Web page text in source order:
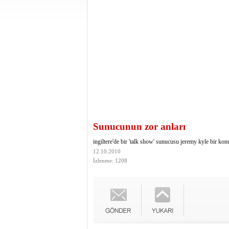
Sunucunun zor anları
ingiltere'de bir 'talk show' sunucusu jeremy kyle bir
12.10.2010
İzlenme: 1208